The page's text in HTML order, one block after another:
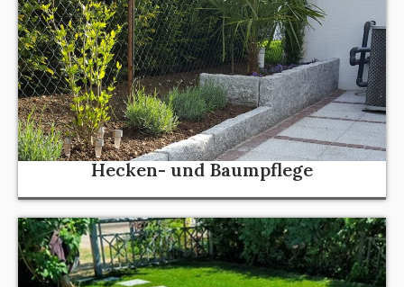
Hecken- und Baumpflege